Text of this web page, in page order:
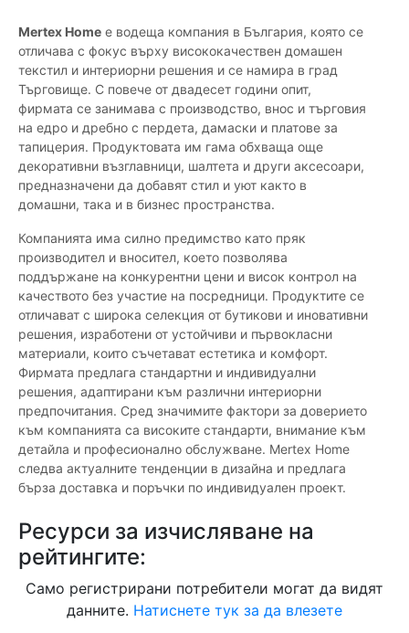
Mertex Home е водеща компания в България, която се
отличава с фокус върху висококачествен домашен
текстил и интериорни решения и се намира в град
Търговище. С повече от двадесет години опит,
фирмата се занимава с производство, внос и търговия
на едро и дребно с пердета, дамаски и платове за
тапицерия. Продуктовата им гама обхваща още
декоративни възглавници, шалтета и други аксесоари,
предназначени да добавят стил и уют както в
домашни, така и в бизнес пространства.
Компанията има силно предимство като пряк
производител и вносител, което позволява
поддържане на конкурентни цени и висок контрол на
качеството без участие на посредници. Продуктите се
отличават с широка селекция от бутикови и иновативни
решения, изработени от устойчиви и първокласни
материали, които съчетават естетика и комфорт.
Фирмата предлага стандартни и индивидуални
решения, адаптирани към различни интериорни
предпочитания. Сред значимите фактори за доверието
към компанията са високите стандарти, внимание към
детайла и професионално обслужване. Mertex Home
следва актуалните тенденции в дизайна и предлага
бърза доставка и поръчки по индивидуален проект.
Ресурси за изчисляване на
рейтингите:
Само регистрирани потребители могат да видят
данните. Натиснете тук за да влезете